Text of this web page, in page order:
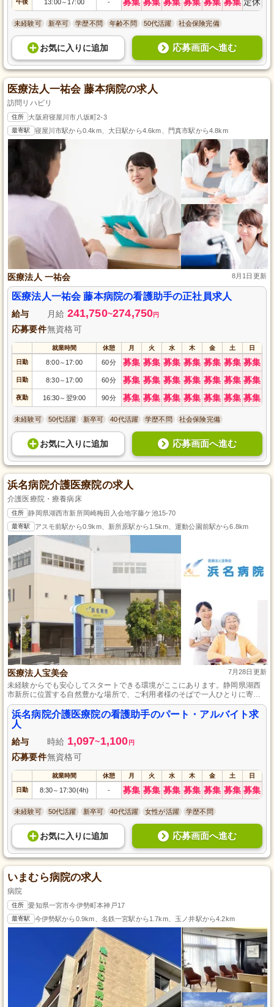
13:00～ 17:00 -
未経験可 新卒可 学歴不問 年齢不問 50代活躍 社会保険完備
お気に入り に追加 応募画面へ進む
医療法人一祐会 藤本病院の求人
訪問リハビリ
住所 大阪府寝屋川市八坂町2-3
最寄駅 寝屋川市駅から0.4km、大日駅から4.6km、門真市駅から4.8km
医療法人 一祐会 8月1日更新
医療法人一祐会 藤本病院の看護助手の正社員求人
給与 月給 241,750~274,750円
応募要件無資格可
就業時間 休憩 月 火 水 木 金 土 日
日勤 8:00～ 17:00 60分 募集 募集 募集 募集 募集 募集 募集
日勤 8:30～ 17:00 60分 募集 募集 募集 募集 募集 募集 募集
夜勤 16:30～ 翌9:00 90分 募集 募集 募集 募集 募集 募集 募集
未経験可 50代活躍 新卒可 40代活躍 学歴不問 社会保険完備
お気に入り に追加 応募画面へ進む
浜名病院介護医療院の求人
介護医療院・療養病床
住所 静岡県湖西市新所岡崎梅田入会地字藤ケ池15-70
最寄駅 アスモ前駅から0.9km、新所原駅から1.5km、運動公園前駅から6.8km
医療法人宝美会 7月28日更新
未経験からでも安心してスタートできる環境がここにあります。静岡県湖西
市新所に位置する自然豊かな場所で、ご利用者様のそばで一人ひとりに寄り
添い、思いやりのあるケアを提供している施設です。経験を積みながら、多
くの方に支えられながら成長していける機会を提供いたします。
浜名病院介護医療院の看護助手のパート・アルバイト求
人
給与 時給 1,097~1,100 円
応募要件無資格可
就業時間 休憩 月 火 水 木 金 土 日
日勤 8:30～ 17:30(4h) - 募集 募集 募集 募集 募集 募集 募集
未経験可 50代活躍 新卒可 40代活躍 女性が活躍 学歴不問
お気に入り に追加 応募画面へ進む
いまむら病院の求人
病院
住所 愛知県一宮市今伊勢町本神戸17
最寄駅 今伊勢駅から0.9km、名鉄一宮駅から1.7km、玉ノ井駅から4.2km